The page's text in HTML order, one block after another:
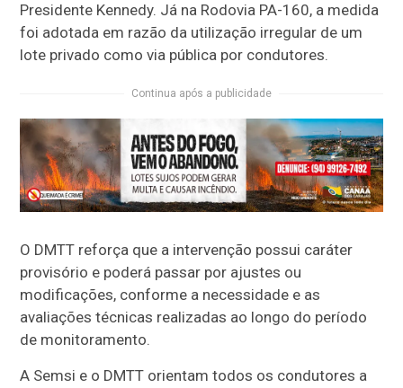
Presidente Kennedy. Já na Rodovia PA-160, a medida
foi adotada em razão da utilização irregular de um
lote privado como via pública por condutores.
Continua após a publicidade
O DMTT reforça que a intervenção possui caráter
provisório e poderá passar por ajustes ou
modificações, conforme a necessidade e as
avaliações técnicas realizadas ao longo do período
de monitoramento.
A Semsi e o DMTT orientam todos os condutores a